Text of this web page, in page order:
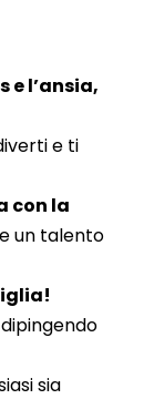
e l’ansia,
e ti
con la
un talento
sia